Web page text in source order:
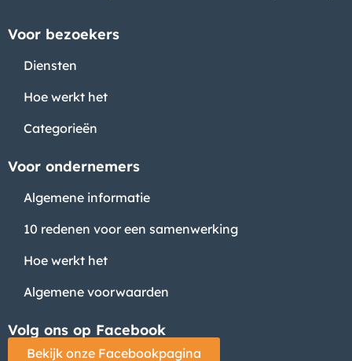
Voor bezoekers
Diensten
Hoe werkt het
Categorieën
Voor ondernemers
Algemene informatie
10 redenen voor een samenwerking
Hoe werkt het
Algemene voorwaarden
Volg ons op Facebook
Bekijk onze Facebookpagina